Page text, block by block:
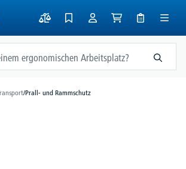
/Prall- und Rammschutz